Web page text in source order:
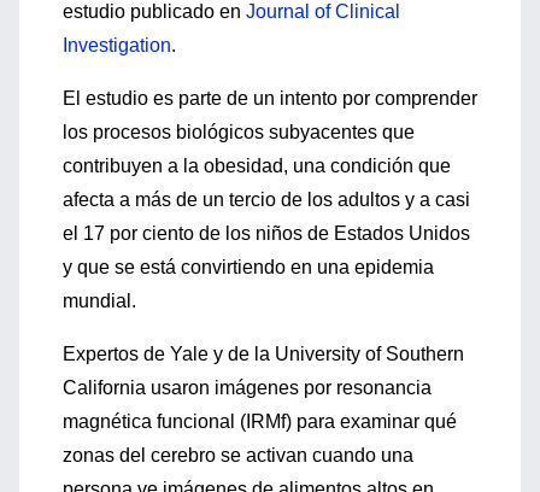
estudio publicado en Journal of Clinical
Investigation.
El estudio es parte de un intento por comprender
los procesos biológicos subyacentes que
contribuyen a la obesidad, una condición que
afecta a más de un tercio de los adultos y a casi
el 17 por ciento de los niños de Estados Unidos
y que se está convirtiendo en una epidemia
mundial.
Expertos de Yale y de la University of Southern
California usaron imágenes por resonancia
magnética funcional (IRMf) para examinar qué
zonas del cerebro se activan cuando una